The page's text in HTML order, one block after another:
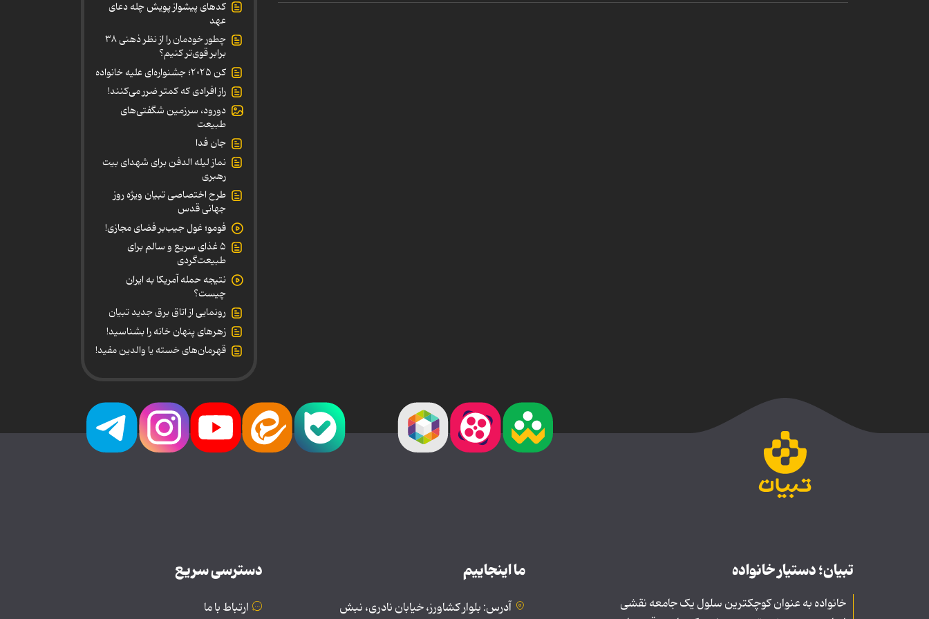
کدهای پیشواز پویش چله دعای
عهد
چطور خودمان را از نظر ذهنی ۳۸
برابر قوی‌تر کنیم؟
کن ۲۰۲۵؛ جشنواره‌ای علیه خانواده
راز افرادی که کمتر ضرر می‌کنند!
دورود، سرزمین شگفتی‌های
طبیعت
جان فدا
نماز لیله الدفن برای شهدای بیت
رهبری
طرح اختصاصی تبیان ویژه روز
جهانی قدس
فومو؛ غول جیب‌بر فضای مجازی!
۵ غذای سریع و سالم برای
طبیعت‌گردی
نتیجه حمله آمریکا به ایران
چیست؟
رونمایی از اتاق برق جدید تبیان
زهرهای پنهان خانه را بشناسید!
قهرمان‌های خسته یا والدین مفید!
تبیان؛ دستیار خانواده
خانواده به عنوان کوچکترین سلول یک جامعه نقشی
ما اینجاییم
آدرس: بلوار کشاورز، خیابان نادری، نبش
دسترسی سریع
ارتباط با ما